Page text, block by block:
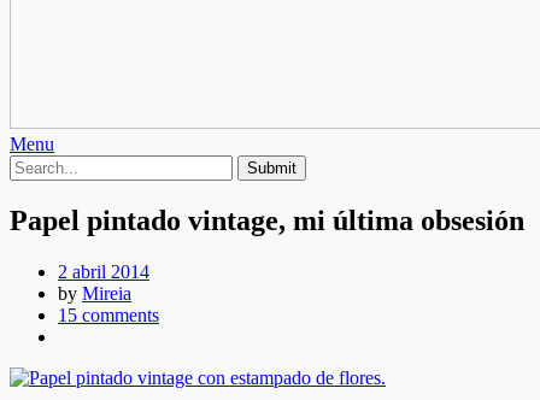
Menu
Papel pintado vintage, mi última obsesión
2 abril 2014
by Mireia
15 comments